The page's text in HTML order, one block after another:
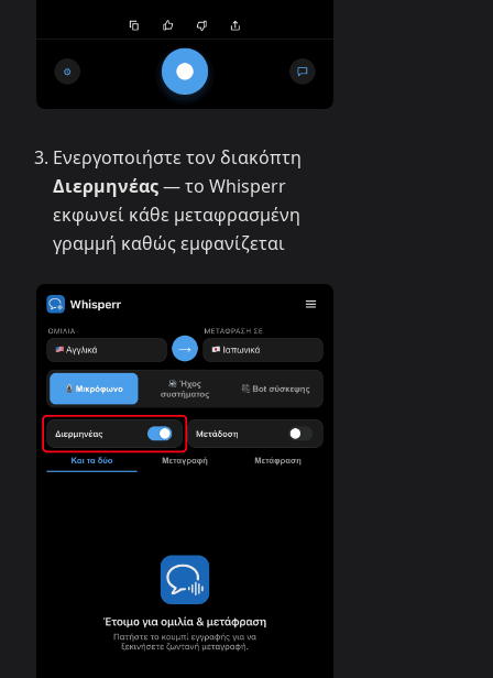
Ενεργοποιήστε τον διακόπτη
Διερμηνέας— το Whisperr
εκφωνεί κάθε μεταφρασμένη
γραμμή καθώς εμφανίζεται